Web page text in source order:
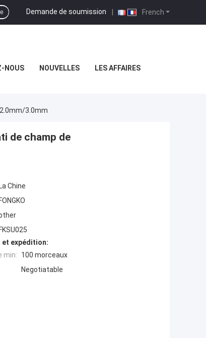
French
Demande de soumission |
NOUS NOUVELLES LES AFFAIRES
3.0mm
de champ de
La Chine
FONGKO
FKSU025
et expédition:
min:
100 morceaux
Negotiatable